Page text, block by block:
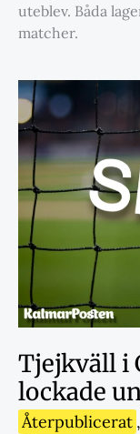
uteblev. Båda
matcher.
Tjejkväll i
lockade
Återpublicerat ,